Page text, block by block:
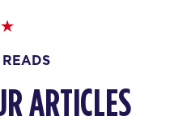
ARTICLES